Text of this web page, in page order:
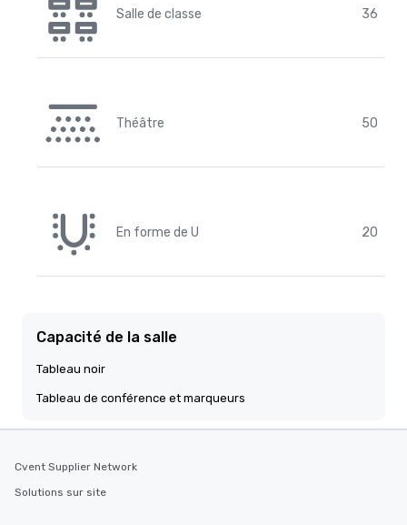
Salle de classe 36
Théâtre 50
En forme de U 20
Capacité de la salle
Tableau noir
Tableau de conférence et marqueurs
Cvent Supplier Network
Solutions sur site